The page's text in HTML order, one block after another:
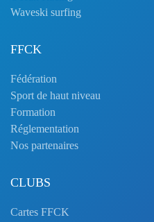
Waveski surfing
FFCK
Fédération
Sport de haut niveau
Formation
Réglementation
Nos partenaires
CLUBS
Cartes FFCK